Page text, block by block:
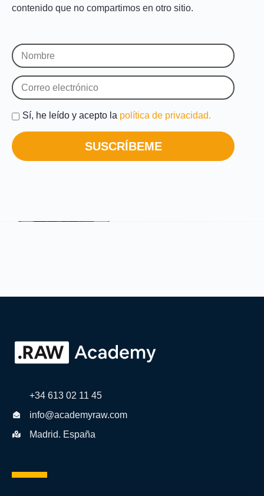
contenido que no compartimos en otro sitio.
Sí, he leído y acepto la política de privacidad.
SUSCRÍBEME
+34 613 02 11 45
info@academyraw.com
Madrid. España